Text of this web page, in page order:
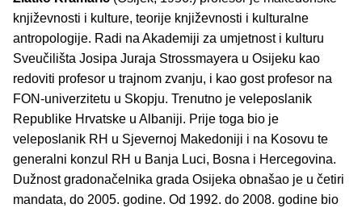
književnosti i kulture, teorije književnosti i kulturalne
antropologije. Radi na Akademiji za umjetnost i kulturu
Sveučilišta Josipa Juraja Strossmayera u Osijeku kao
redoviti profesor u trajnom zvanju, i kao gost profesor na
FON-univerzitetu u Skopju. Trenutno je veleposlanik
Republike Hrvatske u Albaniji. Prije toga bio je
veleposlanik RH u Sjevernoj Makedoniji i na Kosovu te
generalni konzul RH u Banja Luci, Bosna i Hercegovina.
Dužnost gradonačelnika grada Osijeka obnašao je u četiri
mandata, do 2005. godine. Od 1992. do 2008. godine bio